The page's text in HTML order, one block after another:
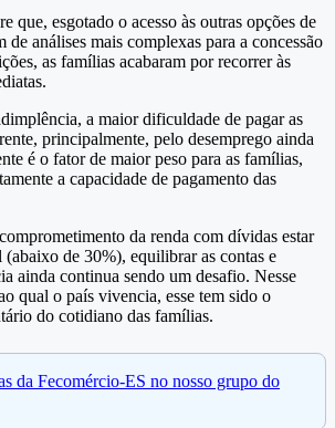
que, esgotado o acesso às outras opções de
de análises mais complexas para a concessão
as famílias acabaram por recorrer às
a maior dificuldade de pagar as
principalmente, pelo desemprego ainda
é o fator de maior peso para as famílias,
a capacidade de pagamento das
da renda com dívidas estar
(abaixo de 30%), equilibrar as contas e
ainda continua sendo um desafio. Nesse
qual o país vivencia, esse tem sido o
do cotidiano das famílias.
da Fecomércio-ES no nosso grupo do